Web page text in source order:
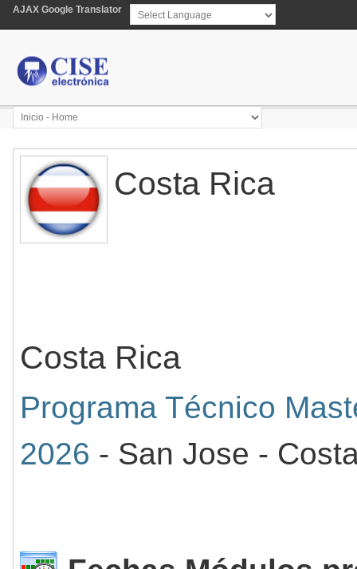
AJAX Google Translator
Costa Rica
Costa Rica
Programa Técnico
2026 - San Jose -